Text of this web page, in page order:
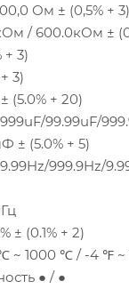
Ом ± (0,5% + 3)
/ 600.0кОм ±
3)
3)
(5.0% + 20)
99.99uF/
± (5.0% + 5)
999.9Hz/
± (0.1% + 2)
~ 1000 ℃ / -4 ℉ ~
● / ●